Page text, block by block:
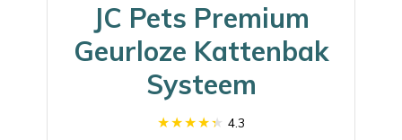
JC Pets Premium
Geurloze Kattenbak
Systeem
4.3